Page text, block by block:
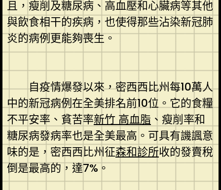
且，瘦削及糖尿病、高血壓和心臟病等其他
與飲食相干的疾病，也使得那些沾染新冠肺
炎的病例更能夠喪生。
自疫情爆發以來，密西西比州每10萬人
中的新冠病例在全美排名前10位。它的食糧
不平安率、貧苦率新竹 高血脂 、瘦削率和
糖尿病發病率也是全美最高。可具有譏諷意
味的是，密西西比州征森和診所收的發賣稅
倒是最高的，達7%。